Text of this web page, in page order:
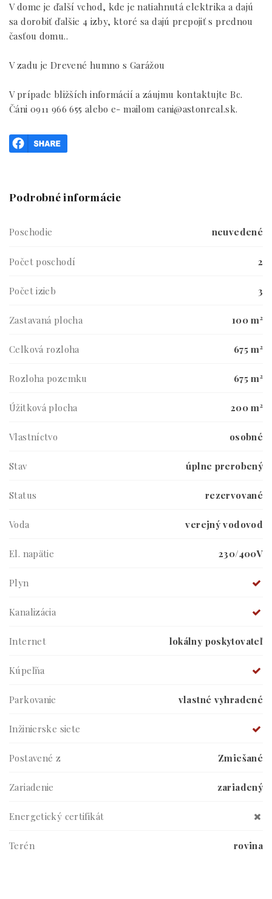
V dome je ďalší vchod, kde je natiahnutá elektrika a dajú
sa dorobiť ďalšie 4 izby, ktoré sa dajú prepojiť s prednou
časťou domu..
V zadu je Drevené humno s Garážou
V prípade bližších informácií a záujmu kontaktujte Bc.
Čáni 0911 966 655 alebo e- mailom cani@astonreal.sk.
Podrobné informácie
Poschodie neuvedené
Počet poschodí 2
Počet izieb 3
Zastavaná plocha 100 m²
Celková rozloha 675 m²
Rozloha pozemku 675 m²
Úžitková plocha 200 m²
Vlastníctvo osobné
Stav úplne prerobený
Status rezervované
Voda verejný vodovod
El. napätie 230/400V
Plyn
Kanalizácia
Internet lokálny poskytovateľ
Kúpeľňa
Parkovanie vlastné vyhradené
Inžinierske siete
Postavené z Zmiešané
Zariadenie zariadený
Energetický certifikát
Terén rovina